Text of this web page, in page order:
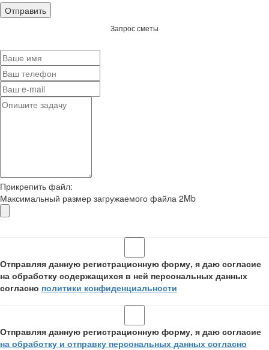
Запрос сметы
Прикрепить файл:
Максимальный размер загружаемого файла 2Mb
Отправляя данную регистрационную форму, я даю согласие
на обработку содержащихся в ней персональных данных
согласно политики конфиденциальности
Отправляя данную регистрационную форму, я даю согласие
на обработку и отправку персональных данных согласно